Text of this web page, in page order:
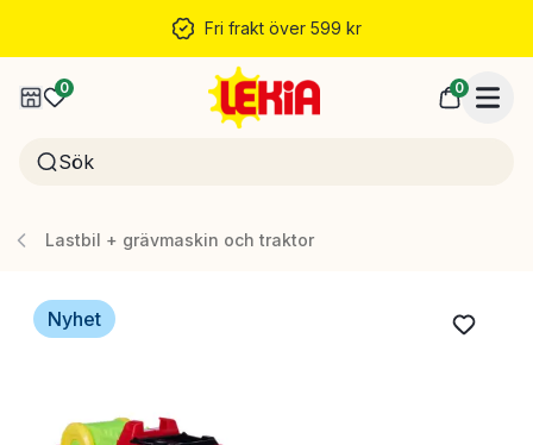
Fri frakt över 599 kr
0 0
Lastbil + grävmaskin och traktor
Nyhet